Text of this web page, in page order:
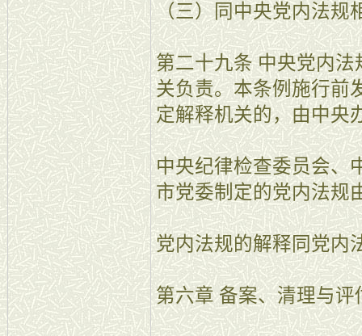
（三）同中央党内法规
第二十九条 中央党内
关负责。本条例施行前
定解释机关的，由中央
中央纪律检查委员会、
市党委制定的党内法规
党内法规的解释同党内
第六章 备案、清理与评